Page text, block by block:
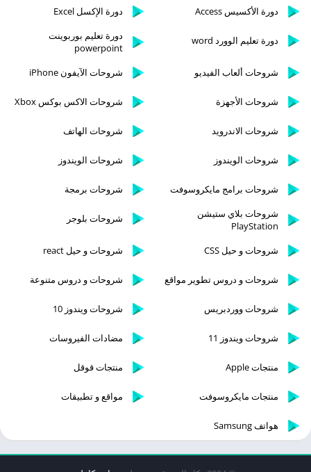
دورة الأكسيس Access دورة الإكسل Excel
دورة تعليم الوورد word
دورة تعليم بوربوينت
powerpoint
شروحات ألعاب الفيديو
شروحات الآيفون iPhone
شروحات الأجهزة شروحات الاكس بوكس Xbox
شروحات الاندرويد شروحات الهاتف
شروحات الويندوز شروحات الويندوز
شروحات برامج مايكروسوفت
شروحات برمجة
شروحات بلاي ستيشن
PlayStation
شروحات بلوجر
شروحات و حيل CSS شروحات و حيل react
شروحات و دروس تطوير مواقع شروحات و دروس متنوعة
شروحات ووردبريس شروحات ويندوز 10
شروحات ويندوز 11 مضادات الفيروسات
منتجات Apple منتجات قوقل
منتجات مايكروسوفت مواقع و تطبيقات
هواتف Samsung